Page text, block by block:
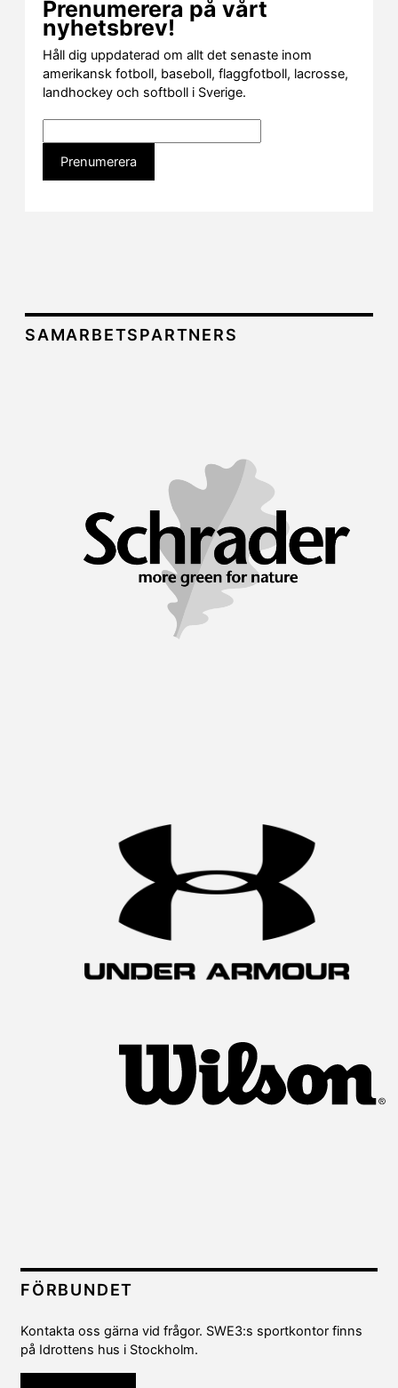
Prenumerera på vårt
nyhetsbrev!
Håll dig uppdaterad om allt det senaste inom
amerikansk fotboll, baseboll, flaggfotboll, lacrosse,
landhockey och softboll i Sverige.
SAMARBETSPARTNERS
FÖRBUNDET
Kontakta oss gärna vid frågor. SWE3:s sportkontor finns
på Idrottens hus i Stockholm.